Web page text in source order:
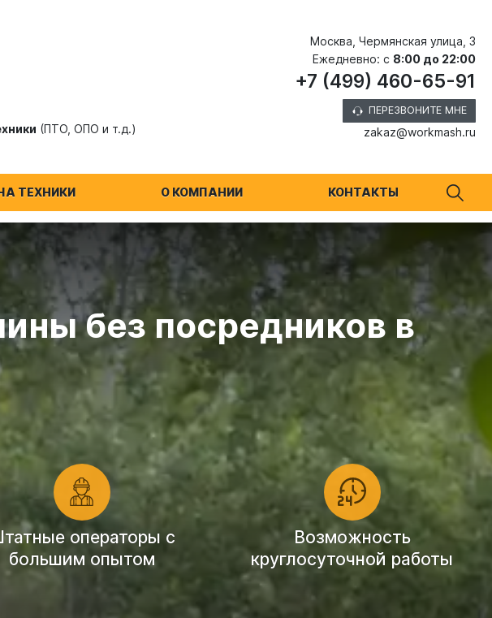
(ПТО, ОПО и т.д.)
Москва, Чермянская улица, 3
Ежедневно: с 8:00 до 22:00
+7 (499) 460-65-91
ПЕРЕЗВОНИТЕ МНЕ
zakaz@workmash.ru
ТЕХНИКИ О КОМПАНИИ КОНТАКТЫ
без посредников в
операторы с
большим опытом
Возможность
круглосуточной работы